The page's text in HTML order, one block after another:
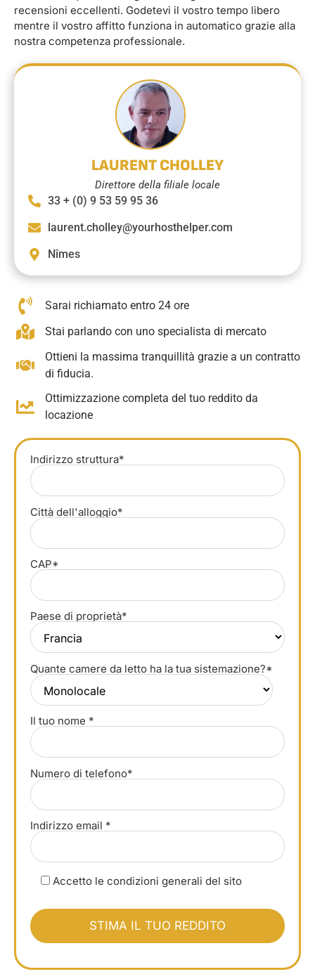
recensioni eccellenti. Godetevi il vostro tempo libero
mentre il vostro affitto funziona in automatico grazie alla
nostra competenza professionale.
LAURENT CHOLLEY
Direttore della filiale locale
33 + (0) 9 53 59 95 36
laurent.cholley@yourhosthelper.com
Nîmes
Sarai richiamato entro 24 ore
Stai parlando con uno specialista di mercato
Ottieni la massima tranquillità grazie a un contratto
di fiducia.
Ottimizzazione completa del tuo reddito da
locazione
Indirizzo struttura*
Città dell'alloggio*
CAP*
Paese di proprietà*
Quante camere da letto ha la tua sistemazione?*
Il tuo nome *
Numero di telefono*
Indirizzo email *
Accetto le condizioni generali del sito